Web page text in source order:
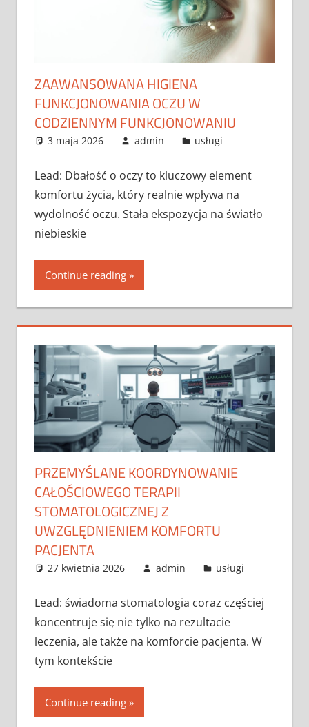
ZAAWANSOWANA HIGIENA
FUNKCJONOWANIA OCZU W
CODZIENNYM FUNKCJONOWANIU
3 maja 2026 admin usługi
Lead: Dbałość o oczy to kluczowy element
komfortu życia, który realnie wpływa na
wydolność oczu. Stała ekspozycja na światło
niebieskie
Continue reading
PRZEMYŚLANE KOORDYNOWANIE
CAŁOŚCIOWEGO TERAPII
STOMATOLOGICZNEJ Z
UWZGLĘDNIENIEM KOMFORTU
PACJENTA
27 kwietnia 2026 admin usługi
Lead: świadoma stomatologia coraz częściej
koncentruje się nie tylko na rezultacie
leczenia, ale także na komforcie pacjenta. W
tym kontekście
Continue reading